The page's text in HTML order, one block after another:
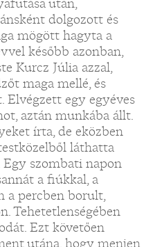
dolgozott és
mögött hagyta a
később azonban,
Kurcz Júlia azzal,
maga mellé, és
Elvégzett egy egyéves
aztán munkába állt.
írta, de eközben
láthatta
szombati napon
a fiúkkal, a
a percben borult,
Tehetetlenségében
Ezt követően
utána, hogy menjen